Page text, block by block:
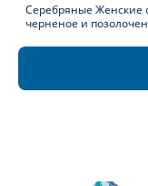
Серебряные Женские
черненое и